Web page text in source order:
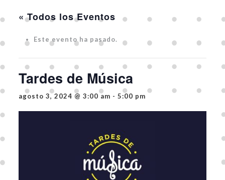
« Todos los Eventos
Este evento ha pasado.
Tardes de Música
agosto 3, 2024 @ 3:00 am - 5:00 pm